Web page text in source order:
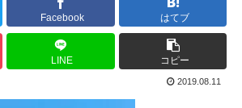
Facebook はてブ
LINE コピー
2019.08.11